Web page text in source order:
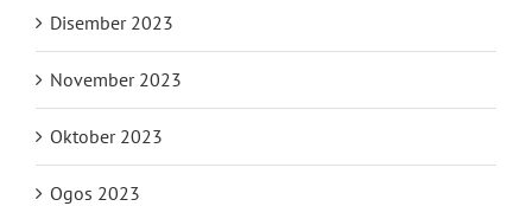
Disember 2023
November 2023
Oktober 2023
Ogos 2023